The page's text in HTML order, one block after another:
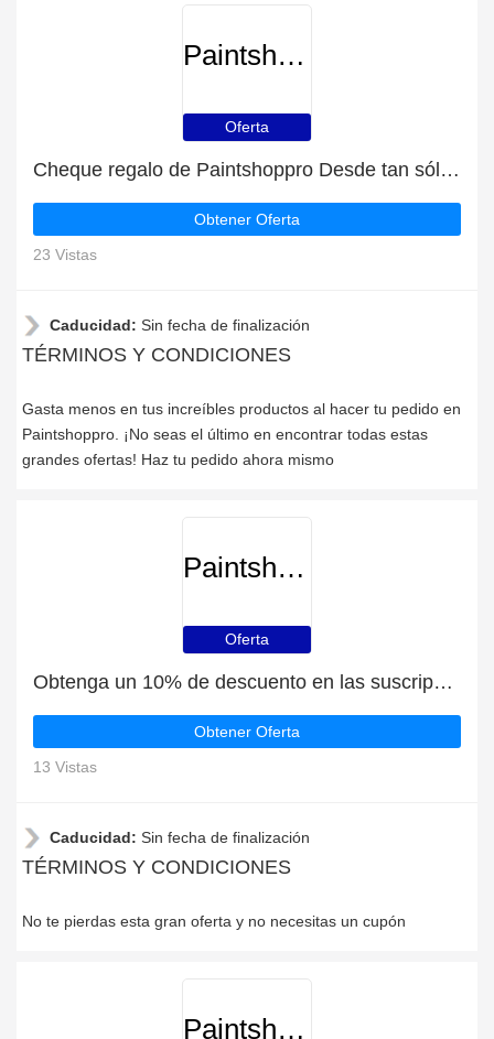
Paintshoppro
Oferta
Cheque regalo de Paintshoppro Desde tan sólo 47€
Obtener Oferta
23 Vistas
Caducidad: Sin fecha de finalización
TÉRMINOS Y CONDICIONES
Gasta menos en tus increíbles productos al hacer tu pedido en
Paintshoppro. ¡No seas el último en encontrar todas estas
grandes ofertas! Haz tu pedido ahora mismo
Paintshoppro
Oferta
Obtenga un 10% de descuento en las suscripciones al boletín de noticias
Obtener Oferta
13 Vistas
Caducidad: Sin fecha de finalización
TÉRMINOS Y CONDICIONES
No te pierdas esta gran oferta y no necesitas un cupón
Paintshoppro